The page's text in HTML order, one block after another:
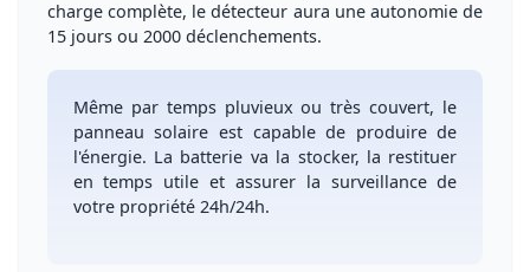
charge complète, le détecteur aura une autonomie de
15 jours ou 2000 déclenchements.
Même par temps pluvieux ou très couvert, le
panneau solaire est capable de produire de
l'énergie. La batterie va la stocker, la restituer
en temps utile et assurer la surveillance de
votre propriété 24h/24h.